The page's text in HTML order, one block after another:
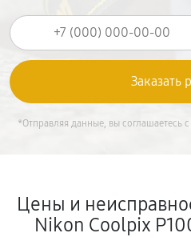
*Отправляя данные, вы соглашаетесь с
Цены и
Nikon Coolpix